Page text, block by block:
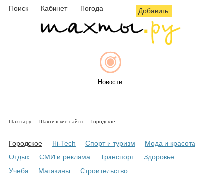
Поиск Кабинет Погода Добавить
Новости
Объявления
Шахты.ру Шахтинские сайты Городское
Городское Hi-Tech Спорт и туризм
Мода и красота
Отдых
СМИ и реклама Транспорт
Здоровье
Учеба
Магазины
Строительство